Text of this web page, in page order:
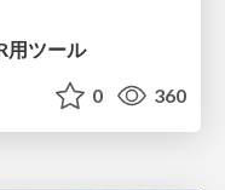
用ツール
0 360